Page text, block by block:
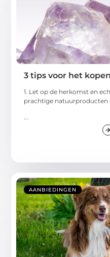
3 tips voor het
1. Let op de herkomst en
prachtige natuurproducten
AANBIEDINGEN